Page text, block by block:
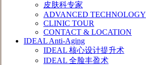
皮肤科专家
ADVANCED TECHNOLOGY
CLINIC TOUR
CONTACT & LOCATION
IDEAL Anti-Aging
IDEAL 核心设计提升术
IDEAL 全脸丰盈术